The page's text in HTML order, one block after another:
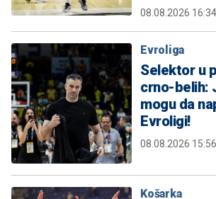
08.08.2026 16:34
Evroliga
Selektor u
crno-belih:
mogu da
Evroligi!
08.08.2026 15:56
Košarka